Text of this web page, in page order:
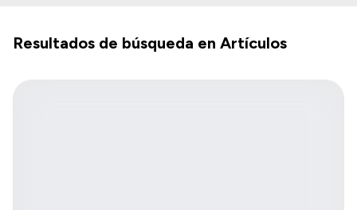
Autoridades
Resultados de búsqueda en Artículos